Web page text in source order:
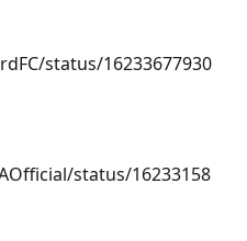
status/16233677930
status/16233158